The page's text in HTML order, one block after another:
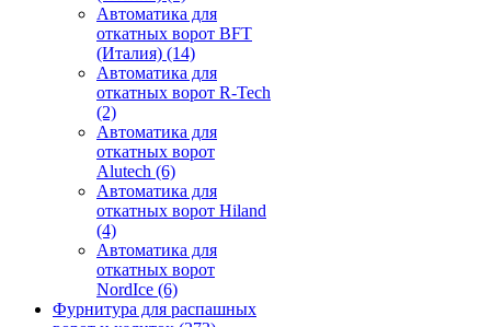
Автоматика для
откатных ворот BFT
(Италия) (14)
Автоматика для
откатных ворот R-Tech
(2)
Автоматика для
откатных ворот
Alutech (6)
Автоматика для
откатных ворот Hiland
(4)
Автоматика для
откатных ворот
NordIce (6)
Фурнитура для распашных